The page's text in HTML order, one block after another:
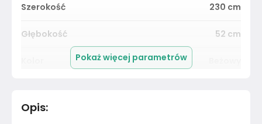
Szerokość 230 cm
Głębokość 52 cm
Kolor tkaniny
Pokaż więcej parametrów
Opis: